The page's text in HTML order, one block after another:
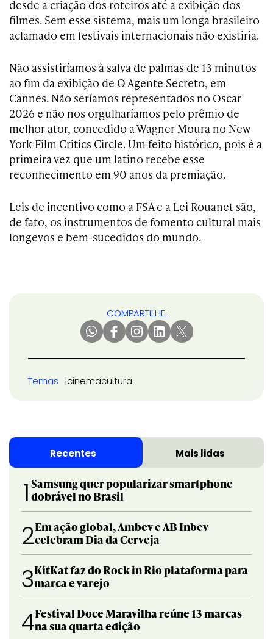
desde a criação dos roteiros até a exibição dos
filmes. Sem esse sistema, mais um longa brasileiro
aclamado em festivais internacionais não existiria.
Não assistiríamos à salva de palmas de 13 minutos
ao fim da exibição de O Agente Secreto, em
Cannes. Não seríamos representados no Oscar
2026 e não nos orgulharíamos pelo prêmio de
melhor ator, concedido a Wagner Moura no New
York Film Critics Circle. Um feito histórico, pois é a
primeira vez que um latino recebe esse
reconhecimento em 90 anos da premiação.
Leis de incentivo como a FSA e a Lei Rouanet são,
de fato, os instrumentos de fomento cultural mais
longevos e bem-sucedidos do mundo.
COMPARTILHE:
Temas cinemacultura
Recentes Mais lidas
1 Samsung quer popularizar smartphone
dobrável no Brasil
2Em ação global, Ambev e AB Inbev
celebram Dia da Cerveja
3KitKat faz do Rock in Rio plataforma para
marca e varejo
4Festival Doce Maravilha reúne 13 marcas
na sua quarta edição